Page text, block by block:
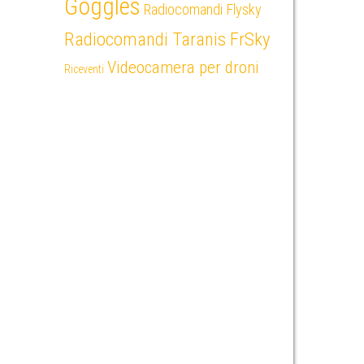
Goggles Radiocomandi Flysky
Radiocomandi Taranis FrSky
Riceventi Videocamera per droni